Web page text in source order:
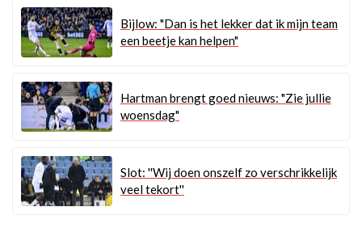
Bijlow: "Dan is het lekker dat ik mijn team
een beetje kan helpen"
Hartman brengt goed nieuws: "Zie jullie
woensdag"
Slot: ''Wij doen onszelf zo verschrikkelijk
veel tekort''